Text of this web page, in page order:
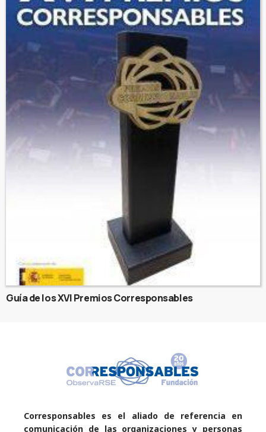
Guía de los XVI Premios Corresponsables
Corresponsables es el aliado de referencia en
comunicación de las organizaciones y personas